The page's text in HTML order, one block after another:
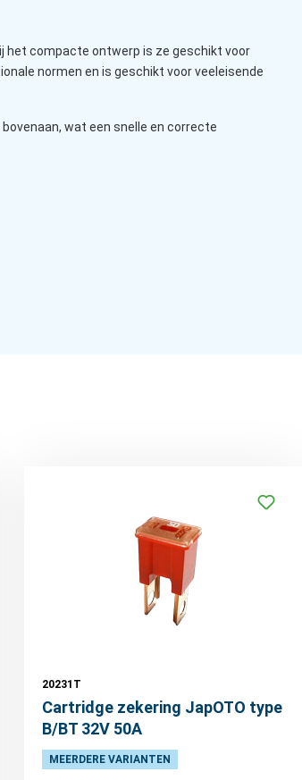
het compacte ontwerp is ze geschikt voor
normen en is geschikt voor veeleisende
wat een snelle en correcte
20231T
Cartridge zekering JapOTO type
B/BT 32V 50A
MEERDERE VARIANTEN